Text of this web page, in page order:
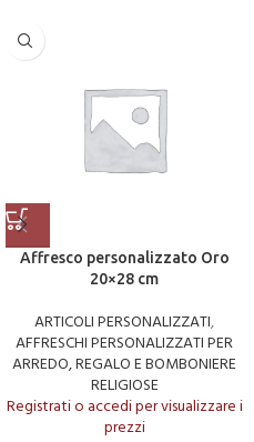
Affresco personalizzato Oro
20×28 cm
ARTICOLI PERSONALIZZATI,
AFFRESCHI PERSONALIZZATI PER
ARREDO, REGALO E BOMBONIERE
RELIGIOSE
Registrati o accedi per visualizzare i
prezzi